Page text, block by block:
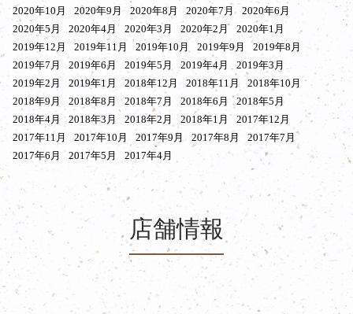
2020年10月
2020年9月 2020年8月 2020年7月
2020年6月
2020年5月
2020年4月 2020年3月 2020年2月
2020年1月
2019年12月
2019年11月 2019年10月 2019年9月
2019年8月
2019年7月
2019年6月 2019年5月 2019年4月
2019年3月
2019年2月
2019年1月 2018年12月 2018年11月
2018年10月
2018年9月
2018年8月 2018年7月 2018年6月
2018年5月
2018年4月
2018年3月 2018年2月 2018年1月
2017年12月
2017年11月
2017年10月 2017年9月 2017年8月
2017年7月
2017年6月
2017年5月 2017年4月
店舗情報